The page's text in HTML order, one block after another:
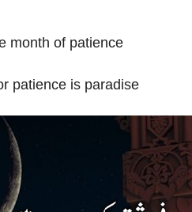
month of patience
patience is paradise